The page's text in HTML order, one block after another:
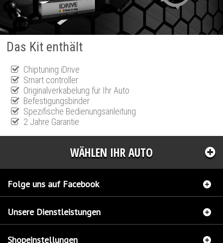
Das Kit enthält
Chiptuning iDrive
Smart controller
Originalverkabelung für Ihr Auto
Befestigungsbinder
Spezifische Bedienungsanleitung
2 Jahre Garantie
WÄHLEN IHR AUTO
Folge uns auf Facebook
Unsere Dienstleistungen
Shopeinstellungen